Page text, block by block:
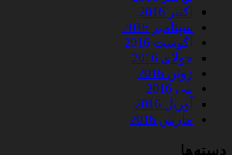
اکتبر 2016
سپتامبر 2016
آگوست 2016
جولای 2016
ژوئن 2016
می 2016
آوریل 2016
مارس 2016
دسته‌ها